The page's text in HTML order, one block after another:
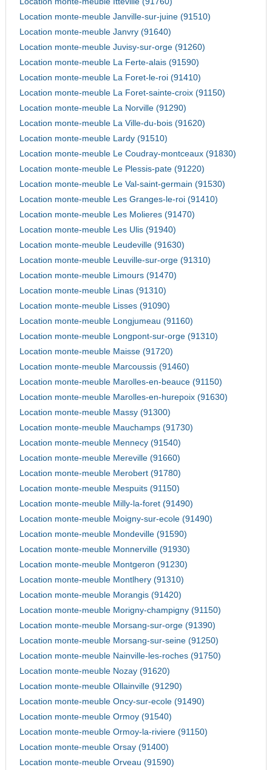
Location monte-meuble Janville-sur-juine (91510)
Location monte-meuble Janvry (91640)
Location monte-meuble Juvisy-sur-orge (91260)
Location monte-meuble La Ferte-alais (91590)
Location monte-meuble La Foret-le-roi (91410)
Location monte-meuble La Foret-sainte-croix (91150)
Location monte-meuble La Norville (91290)
Location monte-meuble La Ville-du-bois (91620)
Location monte-meuble Lardy (91510)
Location monte-meuble Le Coudray-montceaux (91830)
Location monte-meuble Le Plessis-pate (91220)
Location monte-meuble Le Val-saint-germain (91530)
Location monte-meuble Les Granges-le-roi (91410)
Location monte-meuble Les Molieres (91470)
Location monte-meuble Les Ulis (91940)
Location monte-meuble Leudeville (91630)
Location monte-meuble Leuville-sur-orge (91310)
Location monte-meuble Limours (91470)
Location monte-meuble Linas (91310)
Location monte-meuble Lisses (91090)
Location monte-meuble Longjumeau (91160)
Location monte-meuble Longpont-sur-orge (91310)
Location monte-meuble Maisse (91720)
Location monte-meuble Marcoussis (91460)
Location monte-meuble Marolles-en-beauce (91150)
Location monte-meuble Marolles-en-hurepoix (91630)
Location monte-meuble Massy (91300)
Location monte-meuble Mauchamps (91730)
Location monte-meuble Mennecy (91540)
Location monte-meuble Mereville (91660)
Location monte-meuble Merobert (91780)
Location monte-meuble Mespuits (91150)
Location monte-meuble Milly-la-foret (91490)
Location monte-meuble Moigny-sur-ecole (91490)
Location monte-meuble Mondeville (91590)
Location monte-meuble Monnerville (91930)
Location monte-meuble Montgeron (91230)
Location monte-meuble Montlhery (91310)
Location monte-meuble Morangis (91420)
Location monte-meuble Morigny-champigny (91150)
Location monte-meuble Morsang-sur-orge (91390)
Location monte-meuble Morsang-sur-seine (91250)
Location monte-meuble Nainville-les-roches (91750)
Location monte-meuble Nozay (91620)
Location monte-meuble Ollainville (91290)
Location monte-meuble Oncy-sur-ecole (91490)
Location monte-meuble Ormoy (91540)
Location monte-meuble Ormoy-la-riviere (91150)
Location monte-meuble Orsay (91400)
Location monte-meuble Orveau (91590)